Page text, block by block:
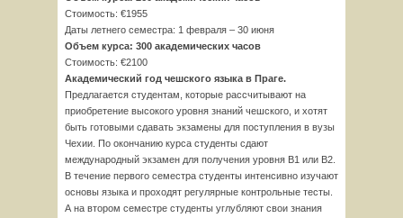
Стоимость: €1955
Даты летнего семестра: 1 февраля – 30 июня
Объем курса: 300 академических часов
Стоимость: €2100
Академический год чешского языка в Праге.
Предлагается студентам, которые рассчитывают на
приобретение высокого уровня знаний чешского, и хотят
быть готовыми сдавать экзамены для поступления в вузы
Чехии. По окончанию курса студенты сдают
международный экзамен для получения уровня В1 или В2.
В течение первого семестра студенты интенсивно изучают
основы языка и проходят регулярные контрольные тесты.
А на втором семестре студенты углубляют свои знания